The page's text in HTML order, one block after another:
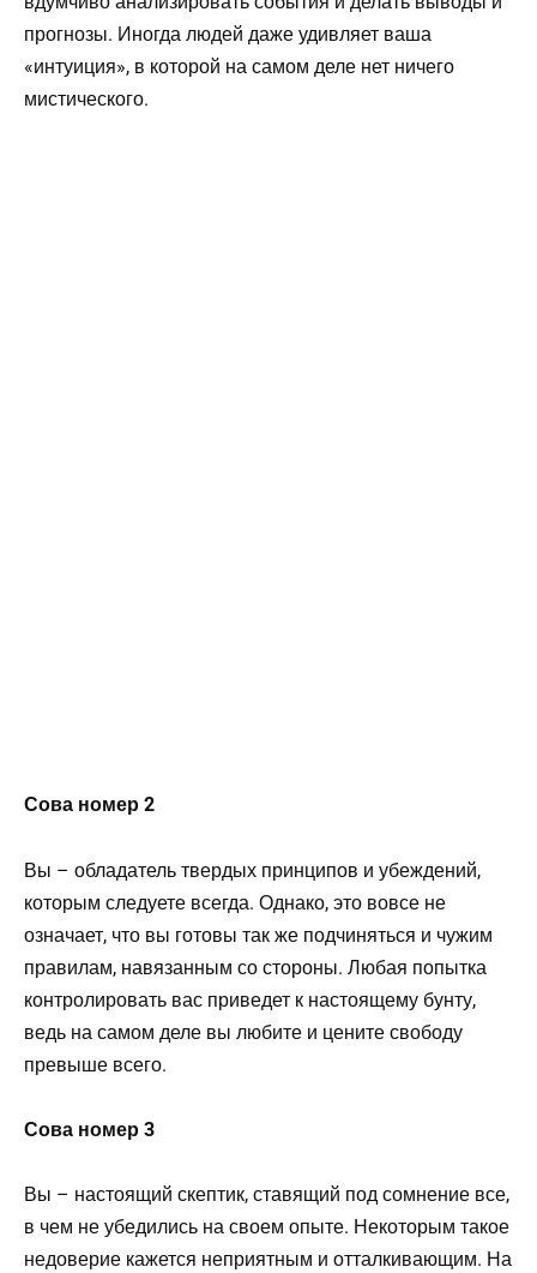
прогнозы. Иногда людей даже удивляет ваша
«интуиция», в которой на самом деле нет ничего
мистического.
Сова номер 2
Вы – обладатель твердых принципов и убеждений,
которым следуете всегда. Однако, это вовсе не
означает, что вы готовы так же подчиняться и чужим
правилам, навязанным со стороны. Любая попытка
контролировать вас приведет к настоящему бунту,
ведь на самом деле вы любите и цените свободу
превыше всего.
Сова номер 3
Вы – настоящий скептик, ставящий под сомнение все,
в чем не убедились на своем опыте. Некоторым такое
недоверие кажется неприятным и отталкивающим. На